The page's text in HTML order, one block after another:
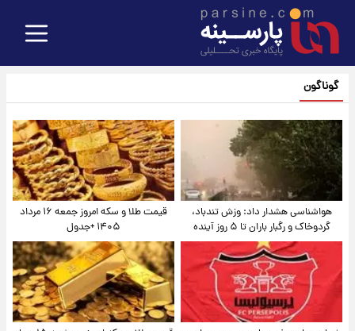
گوناگون
هواشناسی هشدار داد: وزش تندباد،
گردوخاک و رگبار باران تا ۵ روز آینده
قیمت طلا و سکه امروز جمعه ۱۶ مرداد
۱۴۰۵ +جدول